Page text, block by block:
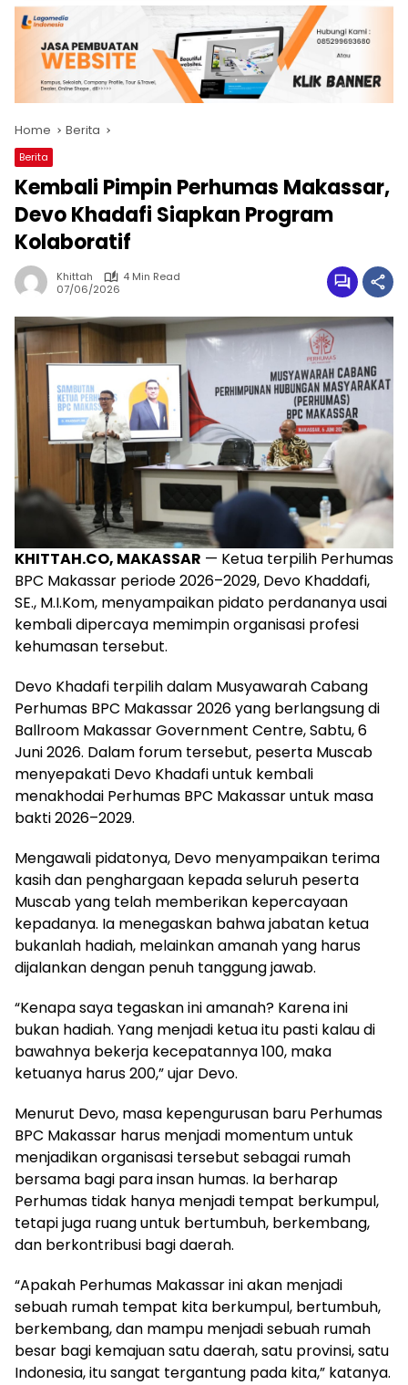
Home Berita
Berita
Kembali Pimpin Perhumas Makassar,
Devo Khadafi Siapkan Program
Kolaboratif
Khittah
4 Min Read
07/06/2026
KHITTAH.CO, MAKASSAR — Ketua terpilih Perhumas
BPC Makassar periode 2026–2029, Devo Khaddafi,
SE., M.I.Kom, menyampaikan pidato perdananya usai
kembali dipercaya memimpin organisasi profesi
kehumasan tersebut.
Devo Khadafi terpilih dalam Musyawarah Cabang
Perhumas BPC Makassar 2026 yang berlangsung di
Ballroom Makassar Government Centre, Sabtu, 6
Juni 2026. Dalam forum tersebut, peserta Muscab
menyepakati Devo Khadafi untuk kembali
menakhodai Perhumas BPC Makassar untuk masa
bakti 2026–2029.
Mengawali pidatonya, Devo menyampaikan terima
kasih dan penghargaan kepada seluruh peserta
Muscab yang telah memberikan kepercayaan
kepadanya. Ia menegaskan bahwa jabatan ketua
bukanlah hadiah, melainkan amanah yang harus
dijalankan dengan penuh tanggung jawab.
“Kenapa saya tegaskan ini amanah? Karena ini
bukan hadiah. Yang menjadi ketua itu pasti kalau di
bawahnya bekerja kecepatannya 100, maka
ketuanya harus 200,” ujar Devo.
Menurut Devo, masa kepengurusan baru Perhumas
BPC Makassar harus menjadi momentum untuk
menjadikan organisasi tersebut sebagai rumah
bersama bagi para insan humas. Ia berharap
Perhumas tidak hanya menjadi tempat berkumpul,
tetapi juga ruang untuk bertumbuh, berkembang,
dan berkontribusi bagi daerah.
“Apakah Perhumas Makassar ini akan menjadi
sebuah rumah tempat kita berkumpul, bertumbuh,
berkembang, dan mampu menjadi sebuah rumah
besar bagi kemajuan satu daerah, satu provinsi, satu
Indonesia, itu sangat tergantung pada kita,” katanya.